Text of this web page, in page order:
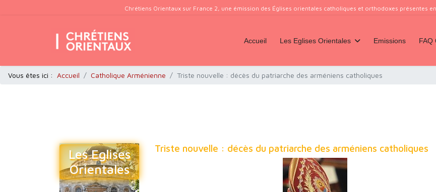
Chrétiens Orientaux sur France 2, une émission des Églises orientales catholiques et orthodoxes présentes
Accueil Les Eglises Orientales Emissions FAQ
Vous êtes ici : Accueil Catholique Arménienne Triste nouvelle : décès du patriarche des arméniens catholiques
Les Eglises
Orientales
Triste nouvelle : décès du patriarche des arméniens catholiques